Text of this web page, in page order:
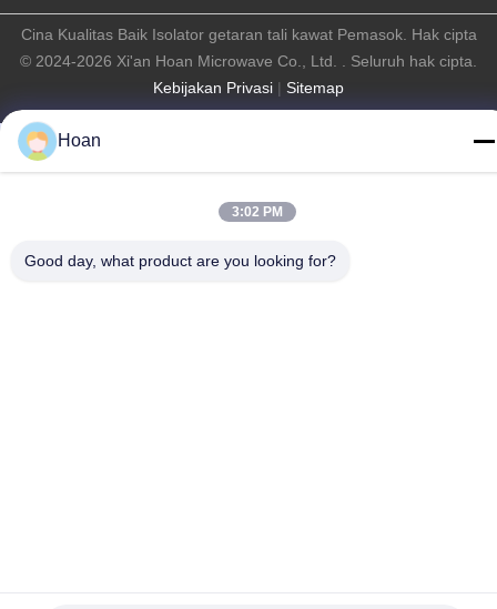
Kebijakan Privasi | Sitemap
Cina Kualitas Baik Isolator getaran tali kawat Pemasok. Hak cipta
© 2024-2026 Xi'an Hoan Microwave Co., Ltd. . Seluruh hak cipta.
Hoan
3:02 PM
Good day, what product are you looking for?